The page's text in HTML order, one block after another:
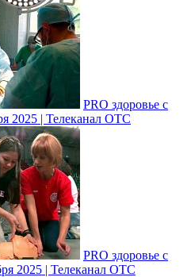
PRO здоровье с
2025 | Телеканал ОТС
PRO здоровье с
2025 | Телеканал ОТС